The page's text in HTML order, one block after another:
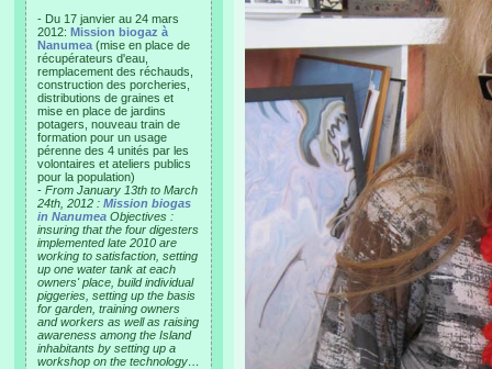
- Du 17 janvier au 24 mars
2012: Mission biogaz à
Nanumea (mise en place de
récupérateurs d'eau,
remplacement des réchauds,
construction des porcheries,
distributions de graines et
mise en place de jardins
potagers, nouveau train de
formation pour un usage
pérenne des 4 unités par les
volontaires et ateliers publics
pour la population)
- From January 13th to March
24th, 2012 : Mission biogas
in Nanumea Objectives :
insuring that the four digesters
implemented late 2010 are
working to satisfaction, setting
up one water tank at each
owners' place, build individual
piggeries, setting up the basis
for garden, training owners
and workers as well as raising
awareness among the Island
inhabitants by setting up a
workshop on the technology…